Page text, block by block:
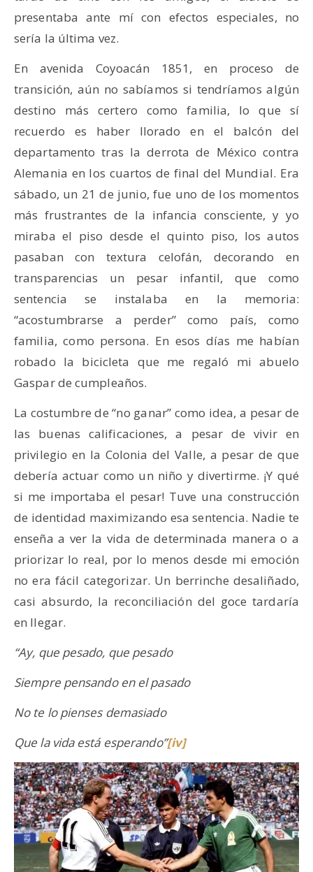
presentaba ante mí con efectos especiales, no
sería la última vez.
En avenida Coyoacán 1851, en proceso de
transición, aún no sabíamos si tendríamos algún
destino más certero como familia, lo que sí
recuerdo es haber llorado en el balcón del
departamento tras la derrota de México contra
Alemania en los cuartos de final del Mundial. Era
sábado, un 21 de junio, fue uno de los momentos
más frustrantes de la infancia consciente, y yo
miraba el piso desde el quinto piso, los autos
pasaban con textura celofán, decorando en
transparencias un pesar infantil, que como
sentencia se instalaba en la memoria:
“acostumbrarse a perder” como país, como
familia, como persona. En esos días me habían
robado la bicicleta que me regaló mi abuelo
Gaspar de cumpleaños.
La costumbre de “no ganar” como idea, a pesar de
las buenas calificaciones, a pesar de vivir en
privilegio en la Colonia del Valle, a pesar de que
debería actuar como un niño y divertirme. ¡Y qué
si me importaba el pesar! Tuve una construcción
de identidad maximizando esa sentencia. Nadie te
enseña a ver la vida de determinada manera o a
priorizar lo real, por lo menos desde mi emoción
no era fácil categorizar. Un berrinche desaliñado,
casi absurdo, la reconciliación del goce tardaría
en llegar.
“Ay, que pesado, que pesado
Siempre pensando en el pasado
No te lo pienses demasiado
Que la vida está esperando”[iv]